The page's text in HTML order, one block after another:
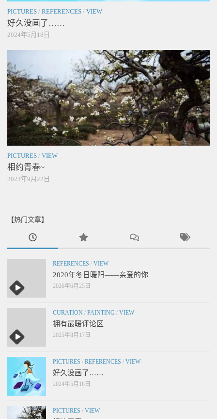
PICTURES / REFERENCES / VIEW
好久没画了……
2024年5月18日
PICTURES / VIEW
相约青春~
2023年9月22日
【热门文章】
REFERENCES / VIEW
2020年冬日暖阳——亲爱的你
2026年6月25日
CURATION / PAINTING / VIEW
拥有最暖评论区
2025年8月17日
PICTURES / REFERENCES / VIEW
好久没画了……
2024年5月18日
PICTURES / VIEW